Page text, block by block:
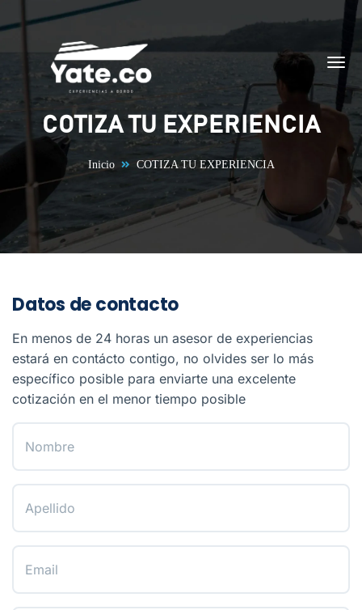
Saltar al contenido
COTIZA TU EXPERIENCIA
Inicio COTIZA TU EXPERIENCIA
Datos de contacto
En menos de 24 horas un asesor de experiencias
estará en contácto contigo, no olvides ser lo más
específico posible para enviarte una excelente
cotización en el menor tiempo posible